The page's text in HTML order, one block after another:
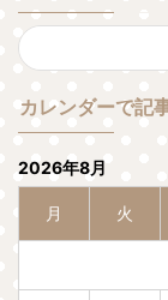
カレンダーで記
2026年8月
月 火